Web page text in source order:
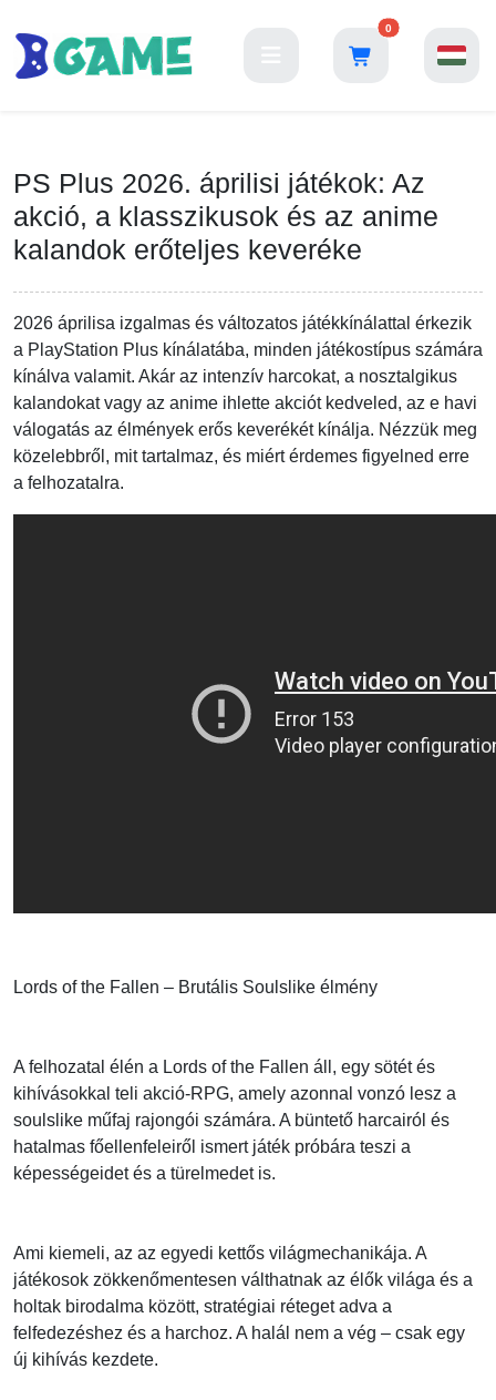
0
PS Plus 2026. áprilisi játékok: Az
akció, a klasszikusok és az anime
kalandok erőteljes keveréke
2026 áprilisa izgalmas és változatos játékkínálattal érkezik
a PlayStation Plus kínálatába, minden játékostípus számára
kínálva valamit. Akár az intenzív harcokat, a nosztalgikus
kalandokat vagy az anime ihlette akciót kedveled, az e havi
válogatás az élmények erős keverékét kínálja. Nézzük meg
közelebbről, mit tartalmaz, és miért érdemes figyelned erre
a felhozatalra.
Lords of the Fallen – Brutális Soulslike élmény
A felhozatal élén a Lords of the Fallen áll, egy sötét és
kihívásokkal teli akció-RPG, amely azonnal vonzó lesz a
soulslike műfaj rajongói számára. A büntető harcairól és
hatalmas főellenfeleiről ismert játék próbára teszi a
képességeidet és a türelmedet is.
Ami kiemeli, az az egyedi kettős világmechanikája. A
játékosok zökkenőmentesen válthatnak az élők világa és a
holtak birodalma között, stratégiai réteget adva a
felfedezéshez és a harchoz. A halál nem a vég – csak egy
új kihívás kezdete.